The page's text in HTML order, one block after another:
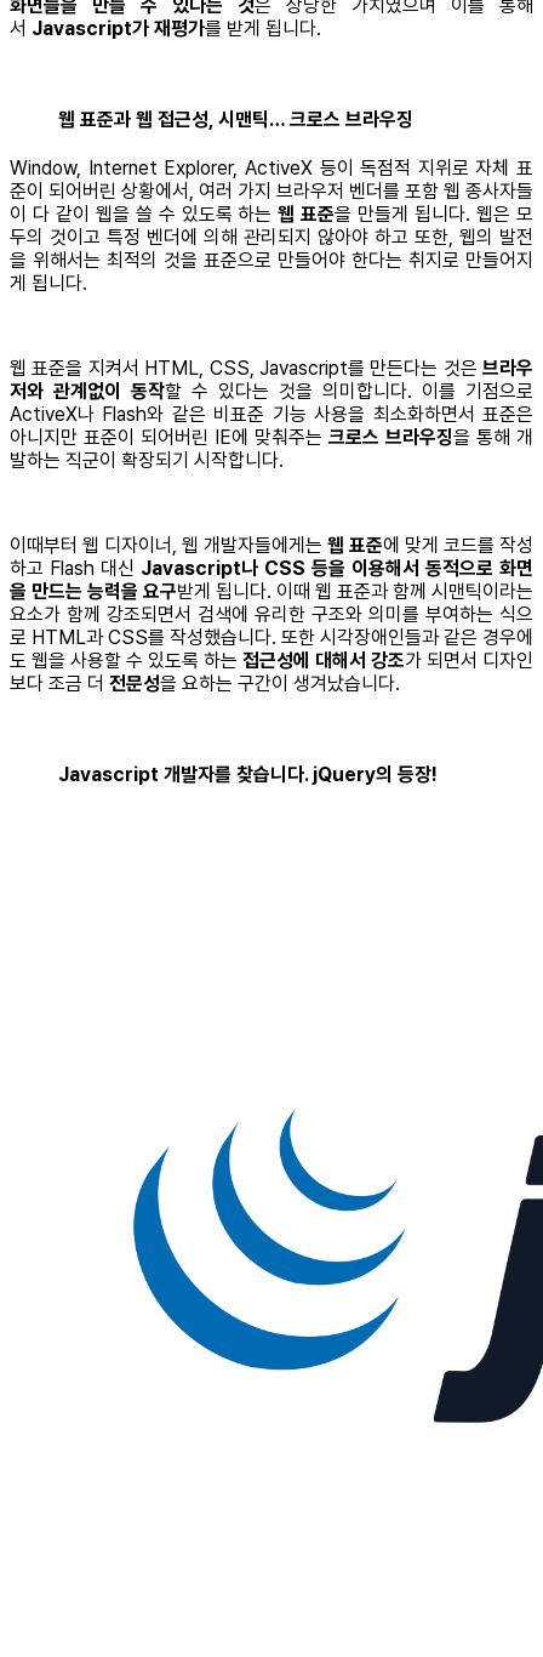
화면들을 만들 수 있다는 것은 상당한 가치였으며 이를 통해
서 Javascript가 재평가를 받게 됩니다.
웹 표준과 웹 접근성, 시맨틱… 크로스 브라우징
Window, Internet Explorer, ActiveX 등이 독점적 지위로 자체 표
준이 되어버린 상황에서, 여러 가지 브라우저 벤더를 포함 웹 종사자들
이 다 같이 웹을 쓸 수 있도록 하는웹 표준을 만들게 됩니다. 웹은 모
두의 것이고 특정 벤더에 의해 관리되지 않아야 하고 또한, 웹의 발전
을 위해서는 최적의 것을 표준으로 만들어야 한다는 취지로 만들어지
게 됩니다.
웹 표준을 지켜서 HTML, CSS, Javascript를 만든다는 것은 브라우
저와 관계없이 동작할 수 있다는 것을 의미합니다. 이를 기점으로
ActiveX나 Flash와 같은 비표준 기능 사용을 최소화하면서 표준은
아니지만 표준이 되어버린 IE에 맞춰주는 크로스 브라우징을 통해 개
발하는 직군이 확장되기 시작합니다.
이때부터 웹 디자이너, 웹 개발자들에게는 웹 표준에 맞게 코드를 작성
하고 Flash 대신 Javascript나 CSS 등을 이용해서 동적으로 화면
을 만드는 능력을 요구받게 됩니다. 이때 웹 표준과 함께 시맨틱이라는
요소가 함께 강조되면서 검색에 유리한 구조와 의미를 부여하는 식으
로 HTML과 CSS를 작성했습니다. 또한 시각장애인들과 같은 경우에
도 웹을 사용할 수 있도록 하는 접근성에 대해서 강조가 되면서 디자인
보다 조금 더 전문성을 요하는 구간이 생겨났습니다.
Javascript 개발자를 찾습니다. jQuery의 등장!